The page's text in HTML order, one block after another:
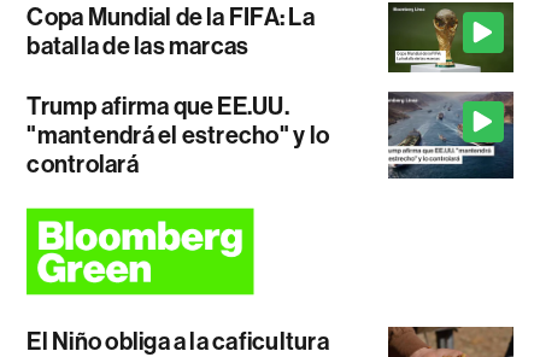
Copa Mundial de la FIFA: La
batalla de las marcas
Trump afirma que EE.UU.
"mantendrá el estrecho" y lo
controlará
El Niño obliga a la caficultura